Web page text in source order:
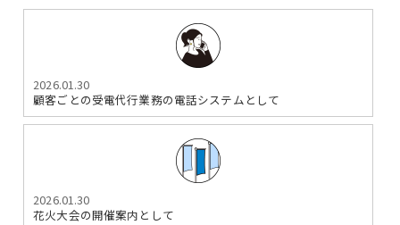
2026.01.30
顧客ごとの受電代行業務の電話システムとして
2026.01.30
花火大会の開催案内として